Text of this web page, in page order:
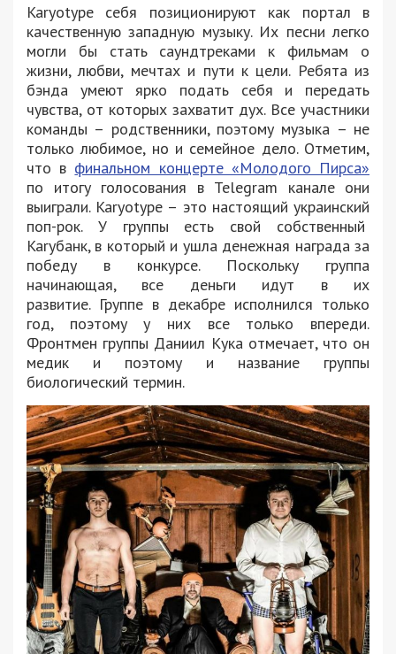
Karyotype себя позиционируют как портал в
качественную западную музыку. Их песни легко
могли бы стать саундтреками к фильмам о
жизни, любви, мечтах и пути к цели. Ребята из
бэнда умеют ярко подать себя и передать
чувства, от которых захватит дух. Все участники
команды – родственники, поэтому музыка – не
только любимое, но и семейное дело. Отметим,
что в финальном концерте «Молодого Пирса»
по итогу голосования в Telegram канале они
выиграли. Karyotype – это настоящий украинский
поп-рок. У группы есть свой собственный
Karyбанк, в который и ушла денежная награда за
победу в конкурсе. Поскольку группа
начинающая, все деньги идут в их
развитие. Группе в декабре исполнился только
год, поэтому у них все только впереди.
Фронтмен группы Даниил Кука отмечает, что он
медик и поэтому и название группы
биологический термин.